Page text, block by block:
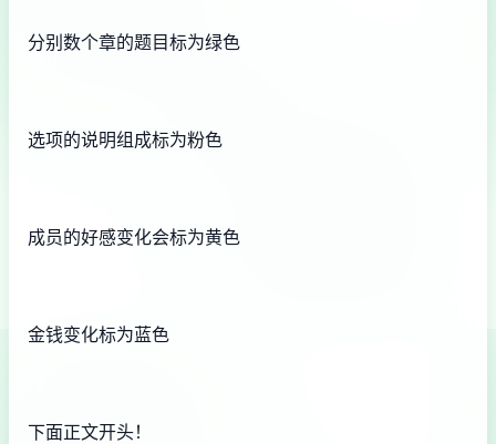
分别数个章的题目标为绿色
选项的说明组成标为粉色
成员的好感变化会标为黄色
金钱变化标为蓝色
下面正文开头！